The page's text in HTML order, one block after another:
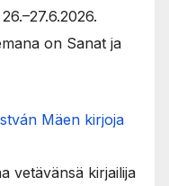
on Sanat ja
Mäen kirjoja
vetävänsä kirjailija